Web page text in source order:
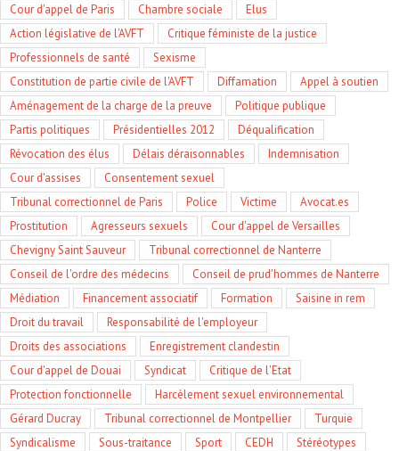
Cour d'appel de Paris
Chambre sociale
Elus
Action législative de l'AVFT
Critique féministe de la justice
Professionnels de santé
Sexisme
Constitution de partie civile de l'AVFT
Diffamation
Appel à soutien
Aménagement de la charge de la preuve
Politique publique
Partis politiques
Présidentielles 2012
Déqualification
Révocation des élus
Délais déraisonnables
Indemnisation
Cour d'assises
Consentement sexuel
Tribunal correctionnel de Paris
Police Victime
Avocat.es
Prostitution
Agresseurs sexuels
Cour d'appel de Versailles
Chevigny Saint Sauveur
Tribunal correctionnel de Nanterre
Conseil de l'ordre des médecins
Conseil de prud'hommes de Nanterre
Médiation
Financement associatif Formation
Saisine in rem
Droit du travail
Responsabilité de l'employeur
Droits des associations
Enregistrement clandestin
Cour d'appel de Douai
Syndicat
Critique de l'Etat
Protection fonctionnelle
Harcèlement sexuel environnemental
Gérard Ducray
Tribunal correctionnel de Montpellier
Turquie
Syndicalisme
Sous-traitance Sport CEDH
Stéréotypes